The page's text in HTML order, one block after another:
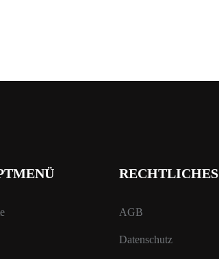
RECHTLICHES
AGB
Datenschutz